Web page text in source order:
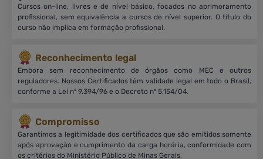
Cursos on-line, livres e de nível básico, focados no aprimoramento
profissional, sem equivalência a cursos de nível superior. O título do
curso não implica em formação profissional.
Reconhecimento legal
Embora sem reconhecimento de órgãos como MEC e outros
reguladores. Nossos Certificados têm validade legal em todo o Brasil,
conforme a Lei nº 9.394/96 e o Decreto nº 5.154/04.
Compromisso
Garantimos a legitimidade dos certificados que são emitidos somente
após aprovação e cumprimento da carga horária, conformidade com
os critérios do Ministério Público de Minas Gerais.